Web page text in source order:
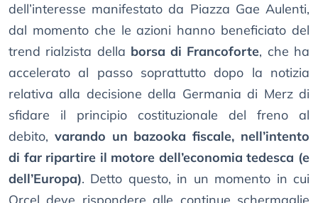
dell’interesse manifestato da Piazza Gae Aulenti,
dal momento che le azioni hanno beneficiato del
trend rialzista della borsa di Francoforte, che ha
accelerato al passo soprattutto dopo la notizia
relativa alla decisione della Germania di Merz di
sfidare il principio costituzionale del freno al
debito, varando un bazooka fiscale, nell’intento
di far ripartire il motore dell’economia tedesca (e
dell’Europa). Detto questo, in un momento in cui